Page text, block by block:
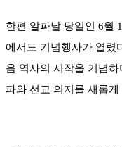
한편 알파날 당일인 6월
에서도 기념행사가 열렸
음 역사의 시작을 기념
파와 선교 의지를 새롭